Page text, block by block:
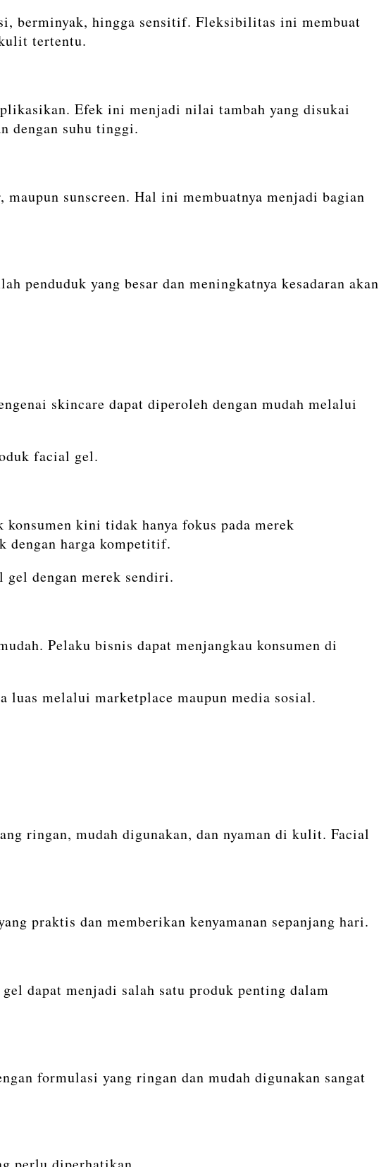
berminyak, hingga sensitif. Fleksibilitas ini membuat
tertentu.
Efek ini menjadi nilai tambah yang disukai
dengan suhu tinggi.
sunscreen. Hal ini membuatnya menjadi bagian
penduduk yang besar dan meningkatnya kesadaran akan
skincare dapat diperoleh dengan mudah melalui
facial gel.
kini tidak hanya fokus pada merek
dengan harga kompetitif.
gel dengan merek sendiri.
Pelaku bisnis dapat menjangkau konsumen di
luas melalui marketplace maupun media sosial.
ringan, mudah digunakan, dan nyaman di kulit. Facial
praktis dan memberikan kenyamanan sepanjang hari.
dapat menjadi salah satu produk penting dalam
formulasi yang ringan dan mudah digunakan sangat